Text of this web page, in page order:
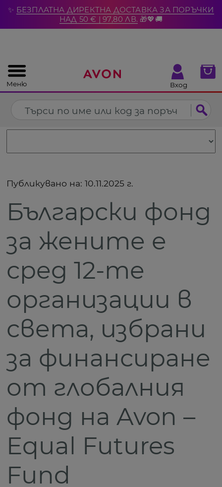
✨ БЕЗПЛАТНА ДИРЕКТНА ДОСТАВКА ЗА ПОРЪЧКИ
НАД 50 € | 97,80 ЛВ. 🎁💖🚚
Меню Вход
Публикувано на: 10.11.2025 г.
Български фонд
за жените е
сред 12-те
организации в
света, избрани
за финансиране
от глобалния
фонд на Avon –
Equal Futures
Fund
Затвори